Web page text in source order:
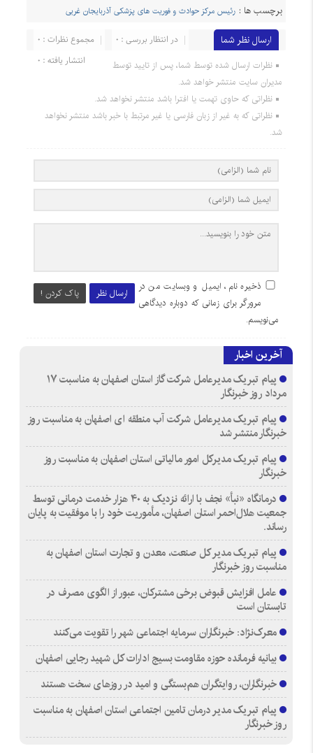
برچسب ها : رئیس مرکز حوادث و فوریت های پزشکی آذربایجان غربی
ارسال نظر شما مجموع نظرات : 0
در انتظار بررسی : 0
انتشار یافته : 0
نظرات ارسال شده توسط شما، پس از تایید توسط
مدیران سایت منتشر خواهد شد.
نظراتی که حاوی تهمت یا افترا باشد منتشر نخواهد شد.
نظراتی که به غیر از زبان فارسی یا غیر مرتبط با خبر باشد منتشر نخواهد
شد.
ارسال نظر پاک کردن !
ذخیره نام، ایمیل و وبسایت من در
مرورگر برای زمانی که دوباره دیدگاهی
می‌نویسم.
آخرین اخبار
پیام تبریک مدیرعامل شرکت گاز استان اصفهان به مناسبت ۱۷
مرداد روز خبرنگار
پیام تبریک مدیرعامل شرکت آب منطقه ای اصفهان به مناسبت روز
خبرنگار منتشر شد
پیام تبریک مدیرکل امور مالیاتی استان اصفهان به مناسبت روز
خبرنگار
درمانگاه «نبأ» نجف با ارائه نزدیک به ۴۰ هزار خدمت درمانی توسط
جمعیت هلال‌احمر استان اصفهان، مأموریت خود را با موفقیت به پایان
رساند.
پیام تبریک مدیر کل صنعت، معدن و تجارت استان اصفهان به
مناسبت روز خبرنگار
عامل افزایش قبوض برخی مشترکان، عبور از الگوی مصرف در
تابستان است
معرک‌نژاد: خبرنگاران سرمایه اجتماعی شهر را تقویت می‌کنند
بیانیه فرمانده حوزه مقاومت بسیج ادارات کل شهید رجایی اصفهان
خبرنگاران، روایتگران هم‌بستگی و امید در روزهای سخت هستند
پیام تبریک مدیر درمان تامین اجتماعی استان اصفهان به مناسبت
روز خبرنگار